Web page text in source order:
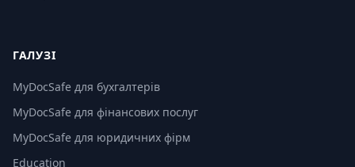
ГАЛУЗІ
MyDocSafe для бухгалтерів
MyDocSafe для фінансових послуг
MyDocSafe для юридичних фірм
Education